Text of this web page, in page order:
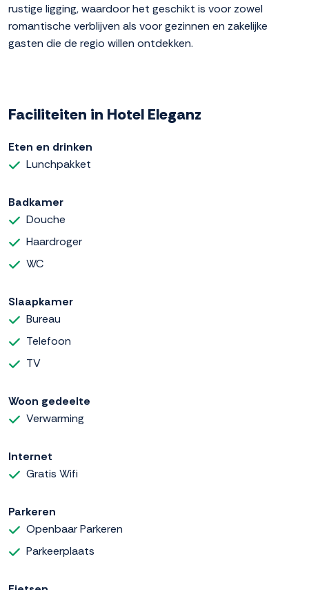
rustige ligging, waardoor het geschikt is voor zowel
romantische verblijven als voor gezinnen en zakelijke
gasten die de regio willen ontdekken.
Faciliteiten in Hotel Eleganz
Eten en drinken
Lunchpakket
Badkamer
Douche
Haardroger
WC
Slaapkamer
Bureau
Telefoon
TV
Woon gedeelte
Verwarming
Internet
Gratis Wifi
Parkeren
Openbaar Parkeren
Parkeerplaats